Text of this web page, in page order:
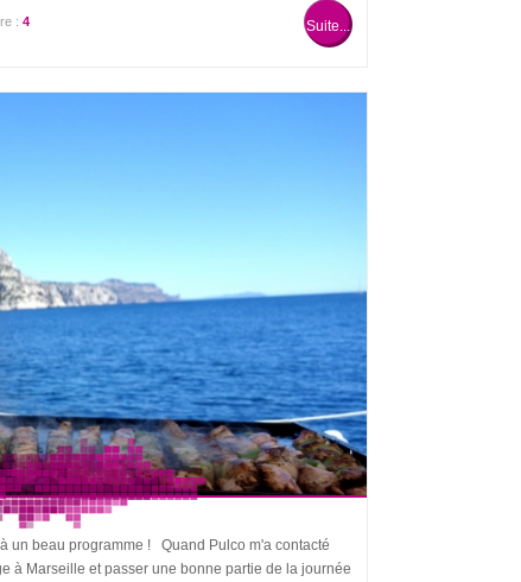
Suite...
:4
un beau programme ! Quand Pulco m'a contacté
à Marseille et passer une bonne partie de la journée